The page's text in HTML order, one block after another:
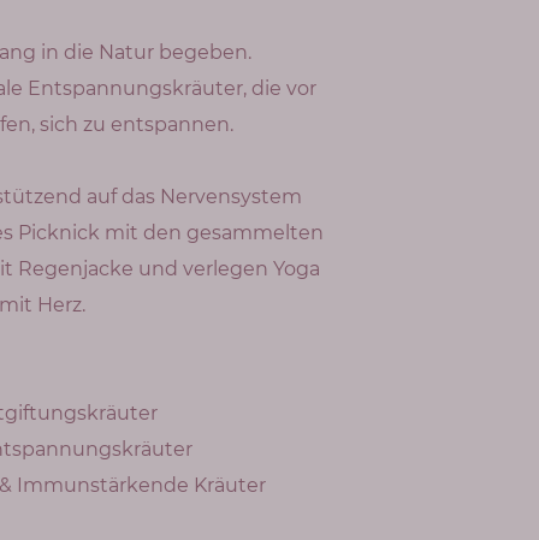
in die Natur begeben.
Entspannungskräuter, die vor
sich zu entspannen.
auf das Nervensystem
Picknick mit den gesammelten
Regenjacke und verlegen Yoga
Herz.
& Immunstärkende Kräuter